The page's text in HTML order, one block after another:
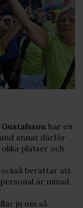
har en
annat därför
platser och
också berättar att
är mixad,
ju om så